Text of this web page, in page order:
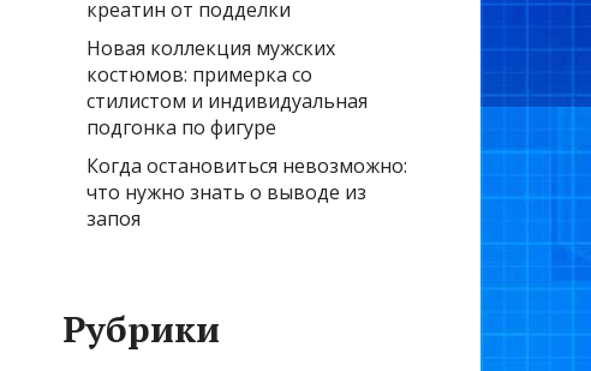
креатин от подделки
Новая коллекция мужских
костюмов: примерка со
стилистом и индивидуальная
подгонка по фигуре
Когда остановиться невозможно:
что нужно знать о выводе из
запоя
Рубрики